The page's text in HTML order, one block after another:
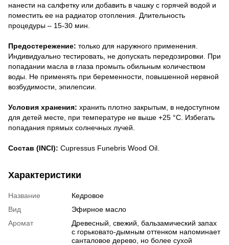
нанести на салфетку или добавить в чашку с горячей водой и
поместить ее на радиатор отопления. Длительность
процедуры – 15-30 мин.
Предостережение: только для наружного применения.
Индивидуально тестировать, не допускать передозировки. При
попадании масла в глаза промыть обильным количеством
воды. Не применять при беременности, повышенной нервной
возбудимости, эпилепсии.
Условия хранения: хранить плотно закрытым, в недоступном
для детей месте, при температуре не выше +25 °С. Избегать
попадания прямых солнечных лучей.
Состав (INCI): Cupressus Funebris Wood Oil.
Характеристики
Название
Кедровое
Вид
Эфирное масло
Аромат
Древесный, свежий, бальзамический запах
с горьковато-дымным оттенком напоминает
санталовое дерево, но более сухой